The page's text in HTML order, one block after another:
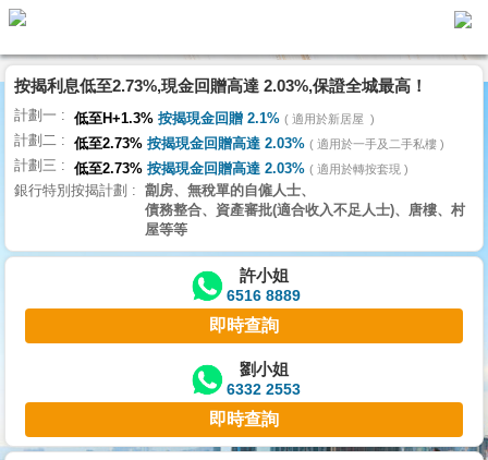
代
理
主
頁
搵
樓/
交
業
主
宅
按揭利息低至2.73%,現金回贈高達 2.03%,保證全城最高！
計劃一 低至H+1.3% 按揭現金回贈 2.1% 適用於新居屋
計劃二 低至2.73% 按揭現金回贈高達 2.03% 適用於一手及二手私樓
計劃三 低至2.73% 按揭現金回贈高達 2.03% 適用於轉按套現
銀行特別按揭計劃
劏房、無稅單的自僱人士、
債務整合、資產審批(適合收入不足人士)、唐樓、村
屋等等
許小姐
6516 8889
即時查詢
劉小姐
6332 2553
即時查詢